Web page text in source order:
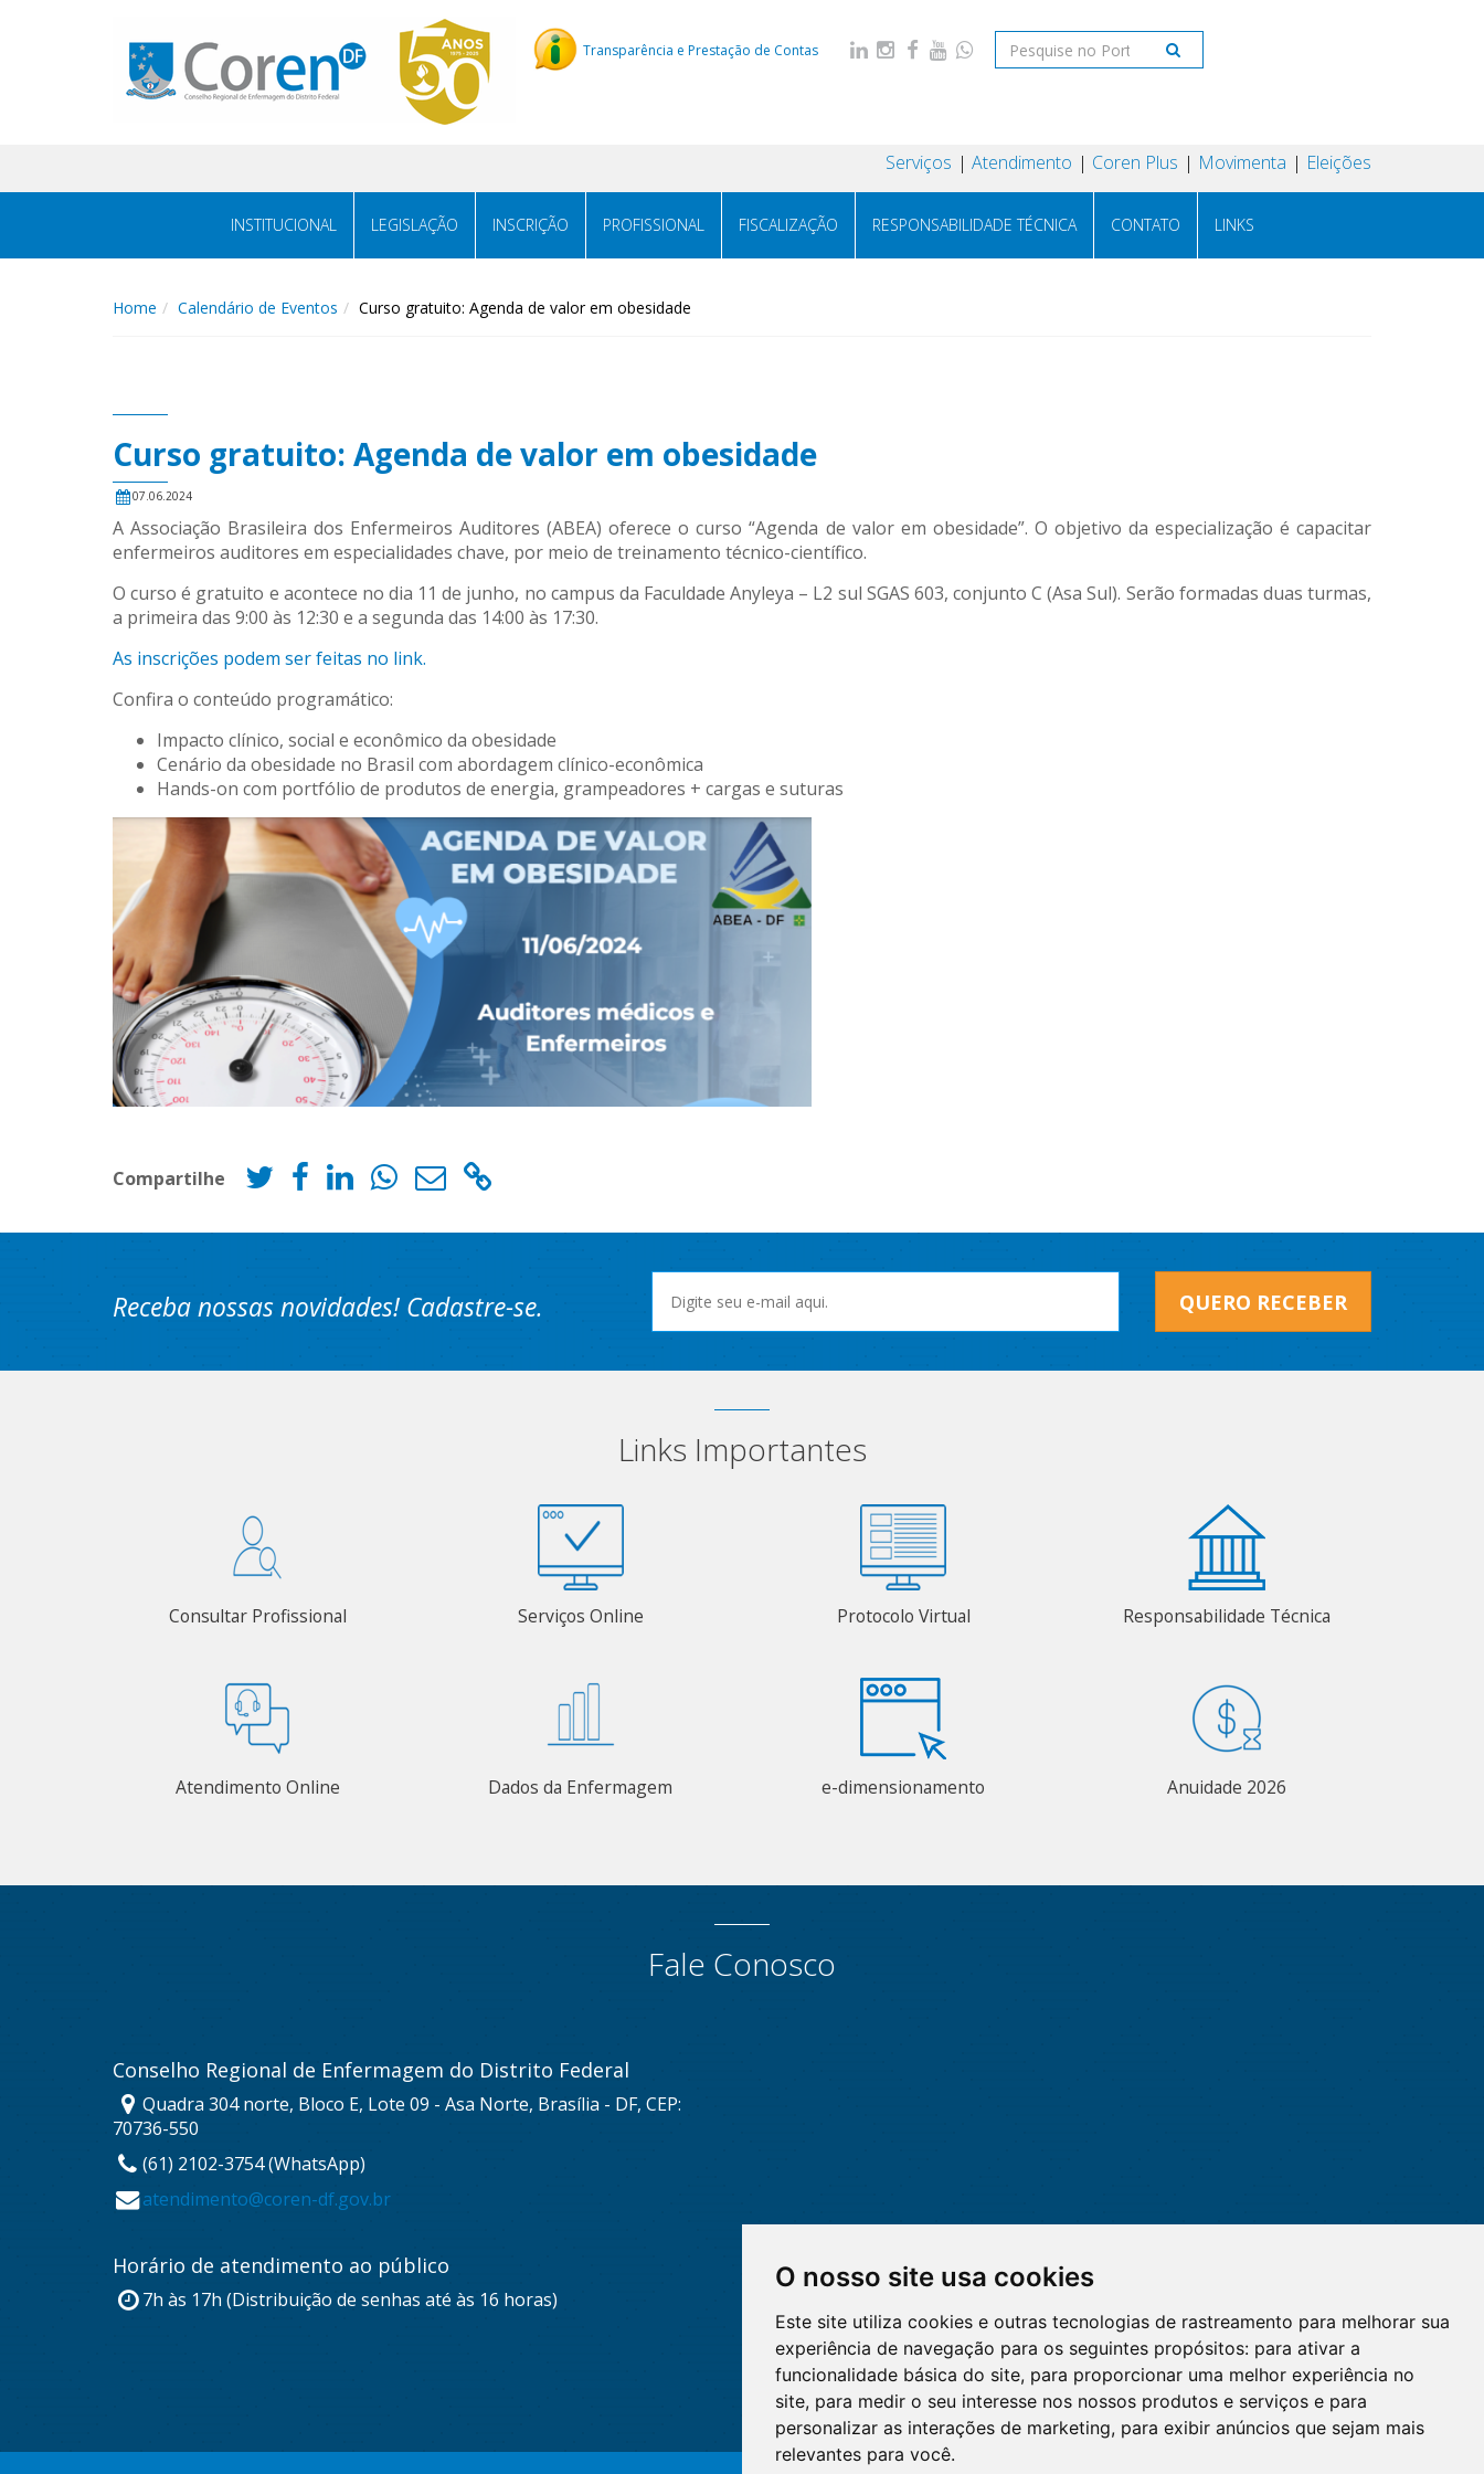
O nosso site usa cookies
Este site utiliza cookies e outras tecnologias de rastreamento para melhorar sua
experiência de navegação para os seguintes propósitos: para ativar a
funcionalidade básica do site, para proporcionar uma melhor experiência no
site, para medir o seu interesse nos nossos produtos e serviços e para
personalizar as interações de marketing, para exibir anúncios que sejam mais
relevantes para você.
Transparência e Prestação de Contas
Serviços Atendimento Coren Plus Movimenta Eleições
INSTITUCIONAL LEGISLAÇÃO INSCRIÇÃO PROFISSIONAL FISCALIZAÇÃO RESPONSABILIDADE TÉCNICA CONTATO LINKS
Home Calendário de Eventos Curso gratuito: Agenda de valor em obesidade
Curso gratuito: Agenda de valor em obesidade
07.06.2024
A Associação Brasileira dos Enfermeiros Auditores (ABEA) oferece o curso “Agenda de valor em obesidade”. O objetivo da especialização é capacitar
enfermeiros auditores em especialidades chave, por meio de treinamento técnico-científico.
O curso é gratuito e acontece no dia 11 de junho, no campus da Faculdade Anyleya – L2 sul SGAS 603, conjunto C (Asa Sul). Serão formadas duas turmas,
a primeira das 9:00 às 12:30 e a segunda das 14:00 às 17:30.
As inscrições podem ser feitas no link.
Confira o conteúdo programático:
Impacto clínico, social e econômico da obesidade
Cenário da obesidade no Brasil com abordagem clínico-econômica
Hands-on com portfólio de produtos de energia, grampeadores + cargas e suturas
Compartilhe
Receba nossas novidades! Cadastre-se. QUERO RECEBER
Links Importantes
Consultar Profissional Serviços Online Protocolo Virtual Responsabilidade Técnica
Atendimento Online Dados da Enfermagem e-dimensionamento Anuidade 2026
Fale Conosco
Conselho Regional de Enfermagem do Distrito Federal
Quadra 304 norte, Bloco E, Lote 09 - Asa Norte, Brasília - DF, CEP:
70736-550
(61) 2102-3754 (WhatsApp)
atendimento@coren-df.gov.br
Horário de atendimento ao público
7h às 17h (Distribuição de senhas até às 16 horas)
O WhatsApp é o principal canal
de atendimento do Coren-DF.